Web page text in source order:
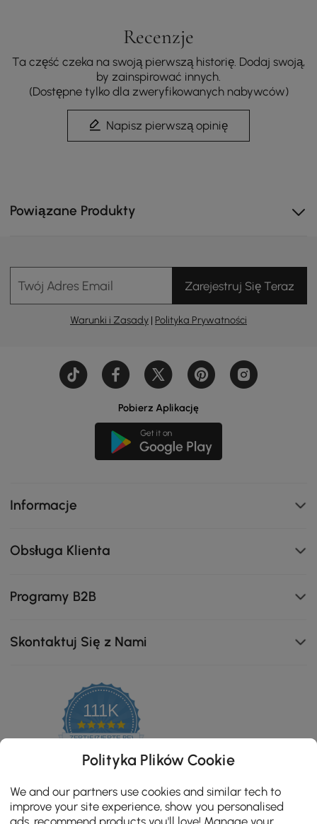
otwarte półki zapewniają mnóstwo miejsca na
najpotrzebniejsze rzeczy, dzięki czemu Twój stolik
nocny pozostaje uporządkowany i harmonijny.
Recenzje
Ta część czeka na swoją pierwszą historię. Dodaj swoją,
by zainspirować innych.
(Dostępne tylko dla zweryfikowanych nabywców)
Napisz pierwszą opinię
Powiązane Produkty
Twój Adres Email Zarejestruj Się Teraz
Warunki i Zasady | Polityka Prywatności
Pobierz Aplikację
Informacje
Obsługa Klienta
Programy B2B
Skontaktuj Się z Nami
111K
4.8
star
ZERTIFIZIERTE BEWERTUNGEN
Polityka Plików Cookie
We and our partners use cookies and similar tech to
improve your site experience, show you personalised
ads, recommend products you'll love! Manage your